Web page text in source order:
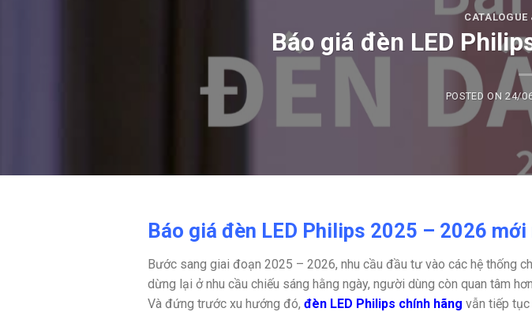
Báo giá đèn LED
POSTED ON24/
Báo giá đèn LED Philips 2025 – 2026
Bước sang giai đoạn 2025 – 2026, nhu cầu đầu tư vào các hệ thống
dừng lại ở nhu cầu chiếu sáng hằng ngày, người dùng còn quan tâm
Và đứng trước xu hướng đó, đèn LED Philips chính hãng vẫn tiếp